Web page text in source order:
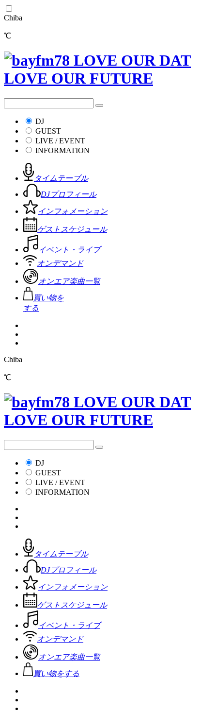
Chiba
℃
DJ
GUEST
LIVE / EVENT
INFORMATION
タイムテーブル
DJプロフィール
インフォメーション
ゲストスケジュール
イベント・ライブ
オンデマンド
オンエア楽曲一覧
買い物を
する
Chiba
℃
DJ
GUEST
LIVE / EVENT
INFORMATION
タイムテーブル
DJプロフィール
インフォメーション
ゲストスケジュール
イベント・ライブ
オンデマンド
オンエア楽曲一覧
買い物をする